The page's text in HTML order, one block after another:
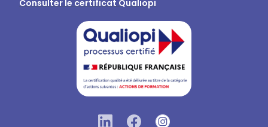
Consulter le certificat Qualiopi